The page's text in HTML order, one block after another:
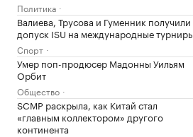
Политика
Валиева, Трусова и Гуменник получили
допуск ISU на международные турниры
Спорт
Умер поп-продюсер Мадонны Уильям
Орбит
Общество
SCMP раскрыла, как Китай стал
«главным коллектором» другого
континента